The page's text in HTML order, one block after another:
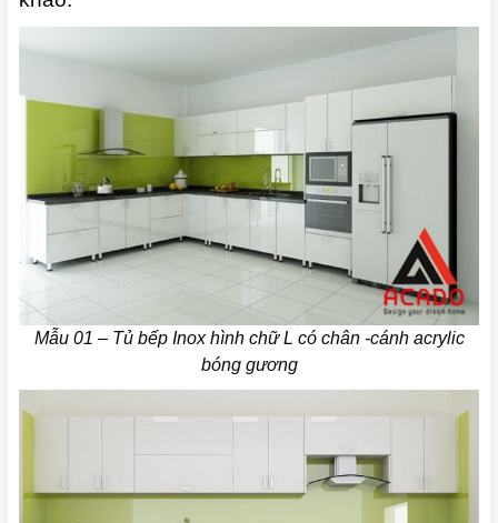
Mẫu 01 – Tủ bếp Inox hình chữ L có chân -cánh acrylic
bóng gương